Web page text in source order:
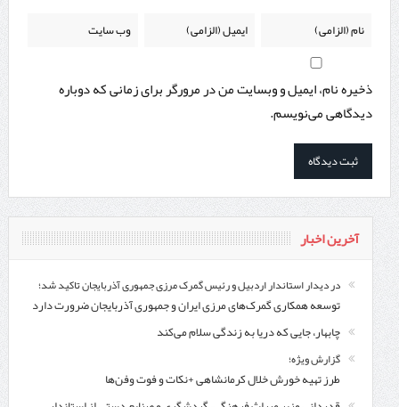
ذخیره نام، ایمیل و وبسایت من در مرورگر برای زمانی که دوباره
دیدگاهی می‌نویسم.
آخرین اخبار
در دیدار استاندار اردبیل و رئیس گمرک مرزی جمهوری آذربایجان تاکید شد؛
توسعه همکاری گمرک‌های مرزی ایران و جمهوری آذربایجان ضرورت دارد
چابهار، جایی که دریا به زندگی سلام می‌کند
گزارش ویژه؛
طرز تهیه خورش خلال کرمانشاهی +نکات و فوت وفن‌ها